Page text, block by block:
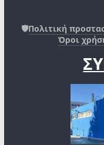
🛡️Πολιτική
Όροι